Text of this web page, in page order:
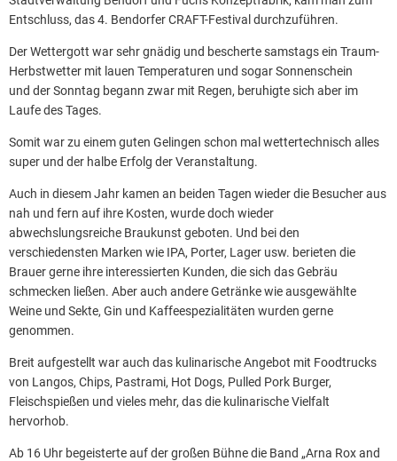
Entschluss, das 4. Bendorfer CRAFT-Festival durchzuführen.
Der Wettergott war sehr gnädig und bescherte samstags ein Traum-
Herbstwetter mit lauen Temperaturen und sogar Sonnenschein
und der Sonntag begann zwar mit Regen, beruhigte sich aber im
Laufe des Tages.
Somit war zu einem guten Gelingen schon mal wettertechnisch alles
super und der halbe Erfolg der Veranstaltung.
Auch in diesem Jahr kamen an beiden Tagen wieder die Besucher aus
nah und fern auf ihre Kosten, wurde doch wieder
abwechslungsreiche Braukunst geboten. Und bei den
verschiedensten Marken wie IPA, Porter, Lager usw. berieten die
Brauer gerne ihre interessierten Kunden, die sich das Gebräu
schmecken ließen. Aber auch andere Getränke wie ausgewählte
Weine und Sekte, Gin und Kaffeespezialitäten wurden gerne
genommen.
Breit aufgestellt war auch das kulinarische Angebot mit Foodtrucks
von Langos, Chips, Pastrami, Hot Dogs, Pulled Pork Burger,
Fleischspießen und vieles mehr, das die kulinarische Vielfalt
hervorhob.
Ab 16 Uhr begeisterte auf der großen Bühne die Band „Arna Rox and